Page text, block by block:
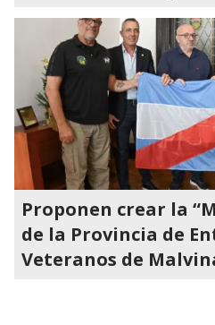
Proponen crear la
de la Provincia de
Veteranos de